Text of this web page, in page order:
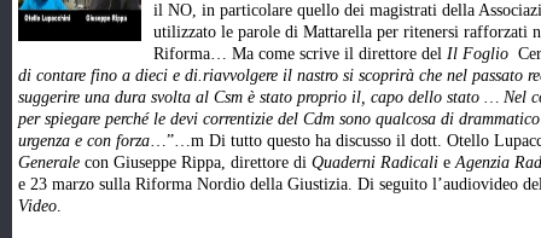
il NO, in particolare quello dei magistrati della
utilizzato le parole di Mattarella per ritenersi rafforzati
Riforma… Ma come scrive il direttore del Il Foglio
di contare fino a dieci e di.riavvolgere il nastro si scoprirà che nel passato
suggerire una dura svolta al Csm è stato proprio il, capo dello stato … Nel
per spiegare perché le devi correntizie del Cdm sono qualcosa di
urgenza e con forza…”…m Di tutto questo ha discusso il dott. Otello
Generale con Giuseppe Rippa, direttore di Quaderni Radicali eAgenzia
e 23 marzo sulla Riforma Nordio della Giustizia. Di seguito l’audiovideo
Video.